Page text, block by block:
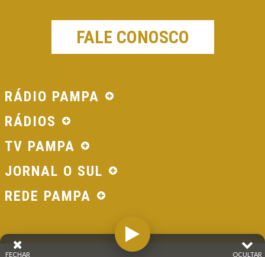
FALE CONOSCO
RÁDIO PAMPA
RÁDIOS
TV PAMPA
JORNAL O SUL
REDE PAMPA
OCULTAR
FECHAR